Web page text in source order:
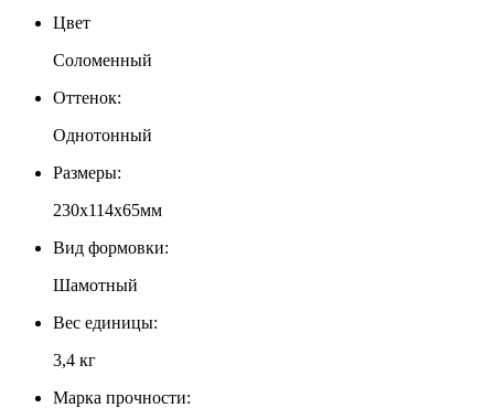
Цвет
Соломенный
Оттенок:
Однотонный
Размеры:
230х114х65мм
Вид формовки:
Шамотный
Вес единицы:
3,4 кг
Марка прочности: